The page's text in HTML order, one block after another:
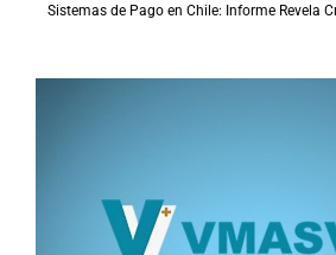
Sistemas de Pago en Chile: Informe Revela